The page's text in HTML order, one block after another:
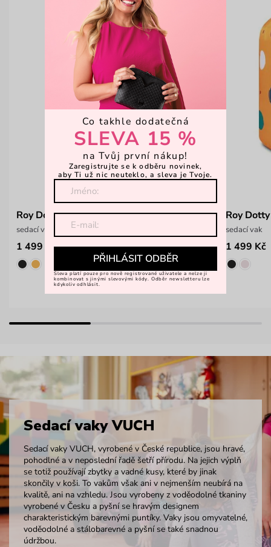
Roy Dotty Beige
sedací vak
1 499 Kč
Roy
sedací vak
1 499 Kč
Sedací vaky VUCH
Sedací vaky VUCH, vyrobené v České republice, jsou hravé,
pohodlné a v neposlední řadě šetří přírodu. Na jejich výplň
se totiž používají zbytky a vadné kusy, které by jinak
skončily v koši. To vakům však ani v nejmenším neubírá na
kvalitě, ani na vzhledu. Jsou vyrobeny z voděodolné tkaniny
vyrobené v Česku a pyšní se hravým designem
charakteristickým barevnými puntíky. Vaky jsou omyvatelné,
voděodolné a stálobarevné a pyšní se také snadnou
údržbou.
Co takhle dodatečná
SLEVA 15 %
na Tvůj první nákup!
Zaregistrujte se k odběru novinek,
aby Ti už nic neuteklo, a sleva je Tvoje.
PŘIHLÁSIT ODBĚR
Sleva platí pouze pro nově registrované uživatele a nelze ji
kombinovat s jinými slevovými kódy. Odběr newsletteru lze
kdykoliv odhlásit.